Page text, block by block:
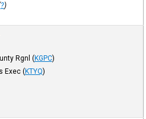
?)
Rgnl (KGPC)
Exec (KTYQ)